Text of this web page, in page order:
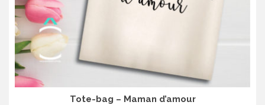
Tote-bag – Maman d’amour